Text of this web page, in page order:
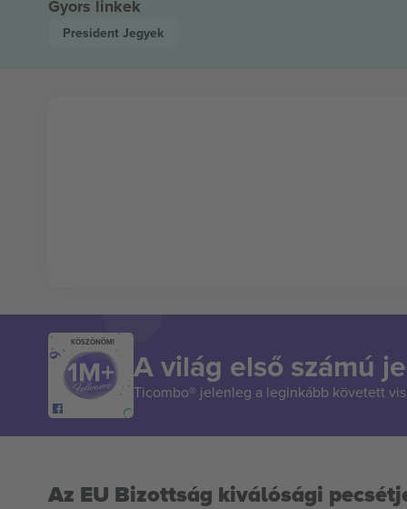
Gyors linkek
President Jegyek
KÖSZÖNÖM!
A világ első számú
Ticombo® jelenleg a leginkább követett
Az EU Bizottság kiválósági